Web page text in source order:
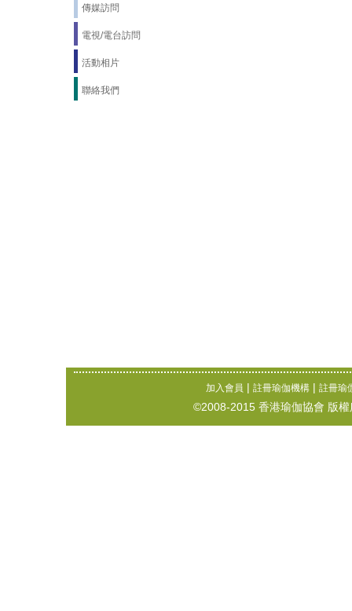
傳媒訪問
電視/電台訪問
活動相片
聯絡我們
加入會員 | 註冊瑜伽機構 | 註冊瑜
©2008-2015 香港瑜伽協會 版